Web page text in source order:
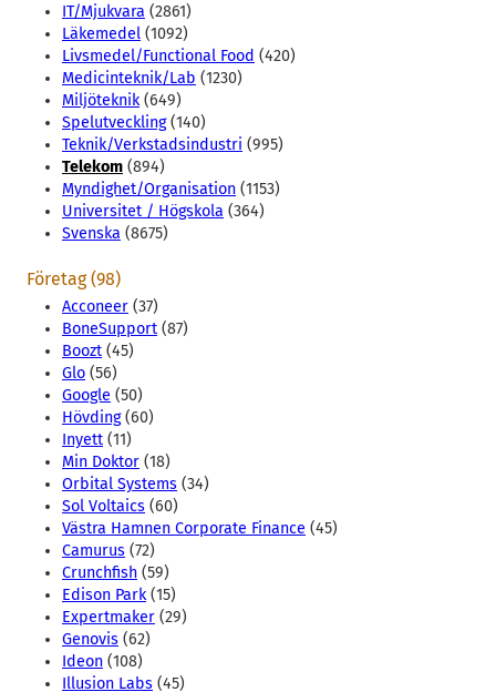
IT/Mjukvara (2861)
Läkemedel (1092)
Livsmedel/Functional Food (420)
Medicinteknik/Lab (1230)
Miljöteknik(649)
Spelutveckling(140)
Teknik/Verkstadsindustri (995)
Telekom (894)
Myndighet/Organisation (1153)
Universitet / Högskola (364)
Svenska (8675)
Företag (98)
Acconeer (37)
BoneSupport (87)
Boozt (45)
Glo (56)
Google (50)
Hövding(60)
Inyett (11)
Min Doktor (18)
Orbital Systems (34)
Sol Voltaics (60)
Västra Hamnen Corporate Finance (45)
Camurus (72)
Crunchfish (59)
Edison Park(15)
Expertmaker (29)
Genovis (62)
Ideon (108)
Illusion Labs (45)